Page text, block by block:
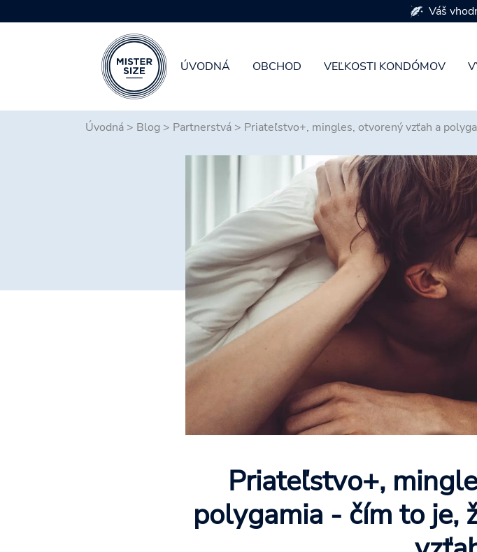
Skip to main content
ÚVODNÁ OBCHOD VEĽKOSTI KONDÓMOV
K dispozícii je
Úvodná > Blog > Partnerstvá > Priateľstvo+, mingles, otvorený vzťah a
Priateľstvo+,
polygamia - čím to je,